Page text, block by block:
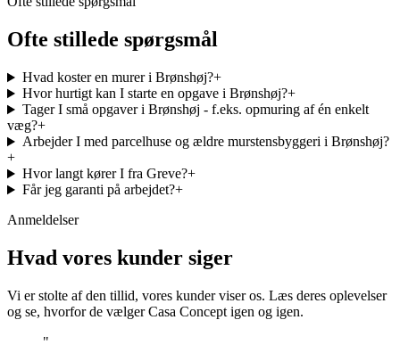
Ofte stillede spørgsmål
Hvad koster en murer i Brønshøj?+
Hvor hurtigt kan I starte en opgave i Brønshøj?+
Tager I små opgaver i Brønshøj - f.eks. opmuring af én enkelt
væg?+
Arbejder I med parcelhuse og ældre murstensbyggeri i Brønshøj?
+
Hvor langt kører I fra Greve?+
Får jeg garanti på arbejdet?+
Anmeldelser
Hvad vores kunder siger
Vi er stolte af den tillid, vores kunder viser os. Læs deres oplevelser
og se, hvorfor de vælger Casa Concept igen og igen.
"